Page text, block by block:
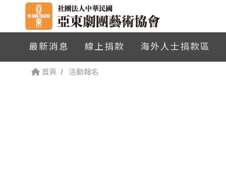
最新消息 線上捐款 海外人士捐款區
首頁 活動報名